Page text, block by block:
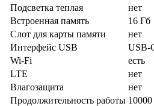
Подсветка теплая
нет
Встроенная память
16 Гб
Слот для карты памяти
нет
Интерфейс USB
USB-
Wi-Fi
есть
LTE
нет
Влагозащита
нет
Продолжительность работы